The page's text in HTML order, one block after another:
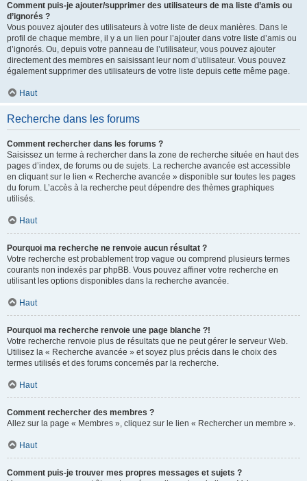
Comment puis-je ajouter/supprimer des utilisateurs de ma liste d’amis ou
d’ignorés ?
Vous pouvez ajouter des utilisateurs à votre liste de deux manières. Dans le
profil de chaque membre, il y a un lien pour l’ajouter dans votre liste d’amis ou
d’ignorés. Ou, depuis votre panneau de l’utilisateur, vous pouvez ajouter
directement des membres en saisissant leur nom d’utilisateur. Vous pouvez
également supprimer des utilisateurs de votre liste depuis cette même page.
Haut
Recherche dans les forums
Comment rechercher dans les forums ?
Saisissez un terme à rechercher dans la zone de recherche située en haut des
pages d’index, de forums ou de sujets. La recherche avancée est accessible
en cliquant sur le lien « Recherche avancée » disponible sur toutes les pages
du forum. L’accès à la recherche peut dépendre des thèmes graphiques
utilisés.
Haut
Pourquoi ma recherche ne renvoie aucun résultat ?
Votre recherche est probablement trop vague ou comprend plusieurs termes
courants non indexés par phpBB. Vous pouvez affiner votre recherche en
utilisant les options disponibles dans la recherche avancée.
Haut
Pourquoi ma recherche renvoie une page blanche ?!
Votre recherche renvoie plus de résultats que ne peut gérer le serveur Web.
Utilisez la « Recherche avancée » et soyez plus précis dans le choix des
termes utilisés et des forums concernés par la recherche.
Haut
Comment rechercher des membres ?
Allez sur la page « Membres », cliquez sur le lien « Rechercher un membre ».
Haut
Comment puis-je trouver mes propres messages et sujets ?